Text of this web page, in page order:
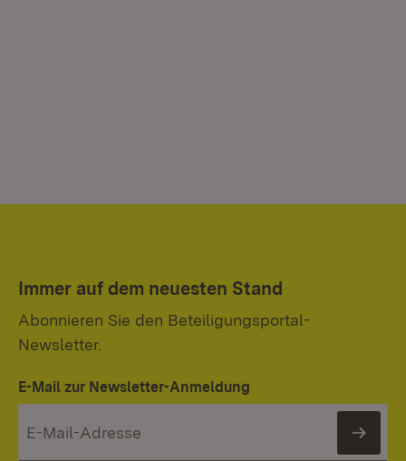
Immer auf dem neuesten Stand
Abonnieren Sie den Beteiligungsportal-
Newsletter.
E-Mail zur Newsletter-Anmeldung